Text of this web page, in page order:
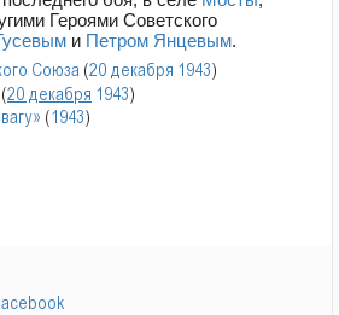
Героями Советского
и Петром Янцевым.
Союза (20 декабря 1943)
(20 декабря 1943)
(1943)